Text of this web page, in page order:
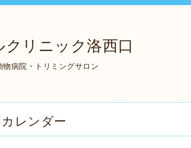
リニック洛西口
病院・トリミングサロン
カレンダー